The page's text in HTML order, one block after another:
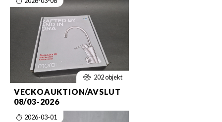
202 objekt
VECKOAUKTION/AVSLUT
08/03-2026
2026-03-01